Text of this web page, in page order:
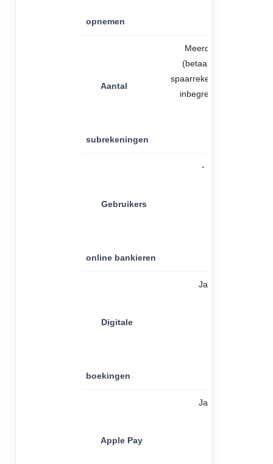
opnemen
Aantal
subrekeningen
Meerdere
(betaal- en
spaarrekeningen
inbegrepen)
Gebruikers
online bankieren
-
Digitale
boekingen
Ja
Apple Pay
Ja